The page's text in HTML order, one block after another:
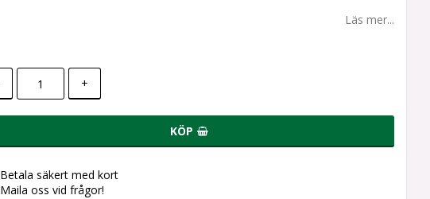
Läs mer...
+
KÖP
Betala säkert med kort
Maila oss vid frågor!